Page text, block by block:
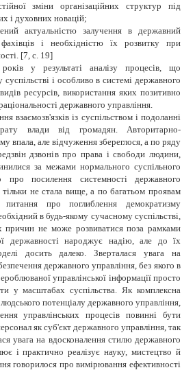
зміни організаційних структур під
і духовних новацій;
актуальністю залучення в державний
фахівців і необхідністю їх розвитку при
[7, c. 19]
у результаті аналізу процесів, що
і особливо в системі державного
ресурсів, використання яких позитивно
державного управління.
взаємозв'язків із суспільством і подоланні
влади від громадян. Авторитарно-
впала, але відчуження збереглося, а по ряду
дзвонів про права і свободи людини,
за межами нормального суспільного
посилення системності державного
не стала вище, а по багатьом проявам
питання про поглиблення демократизму
в будь-якому сучасному суспільстві,
причин не може розвиватися поза рамками
державності народжує надію, але до їх
досить далеко. Зверталася увага на
державного управління, без якого в
управлінської інформації просто
у масштабах суспільства. Як комплексна
потенціалу державного управління,
управлінських процесів повинні бути
як суб'єкт державного управління, так
увага на вдосконалення стилю державного
і практично реалізує науку, мистецтво й
говорилося про вимірювання ефективності